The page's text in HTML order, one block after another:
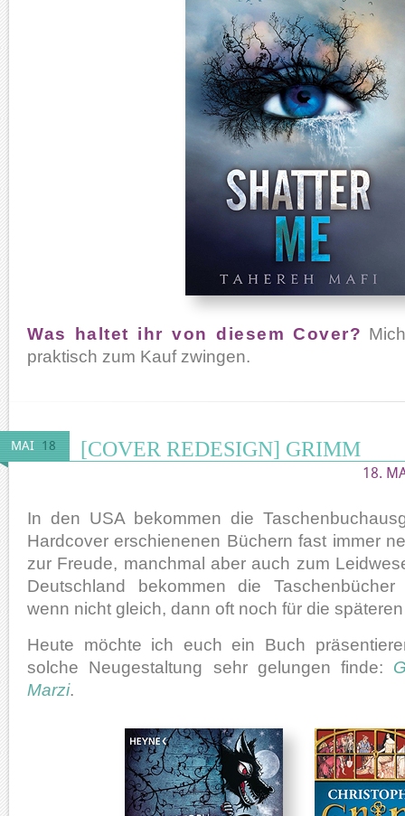
Was haltet ihr von diesem Cover?
praktisch zum Kauf zwingen.
MAI 18 [COVER REDESIGN] GRIMM
18.
In den USA bekommen die
Hardcover erschienenen Büchern fast immer
zur Freude, manchmal aber auch zum
Deutschland bekommen die
wenn nicht gleich, dann oft noch für die
Heute möchte ich euch ein Buch
solche Neugestaltung sehr gelungen finde:
Marzi.